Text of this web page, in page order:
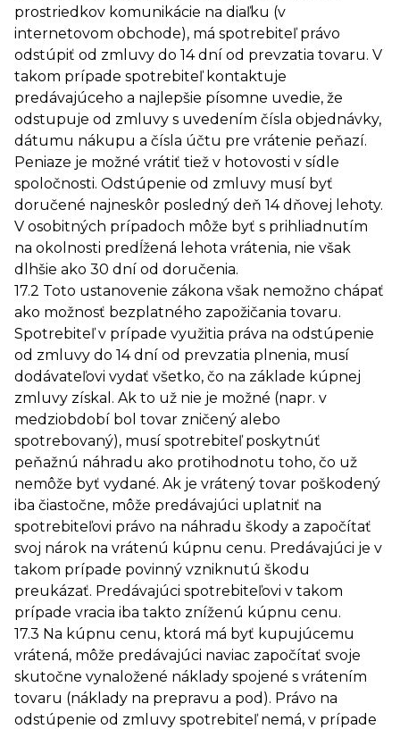
prostriedkov komunikácie na diaľku (v
internetovom obchode), má spotrebiteľ právo
odstúpiť od zmluvy do 14 dní od prevzatia tovaru. V
takom prípade spotrebiteľ kontaktuje
predávajúceho a najlepšie písomne uvedie, že
odstupuje od zmluvy s uvedením čísla objednávky,
dátumu nákupu a čísla účtu pre vrátenie peňazí.
Peniaze je možné vrátiť tiež v hotovosti v sídle
spoločnosti. Odstúpenie od zmluvy musí byť
doručené najneskôr posledný deň 14 dňovej lehoty.
V osobitných prípadoch môže byť s prihliadnutím
na okolnosti predĺžená lehota vrátenia, nie však
dlhšie ako 30 dní od doručenia.
17.2 Toto ustanovenie zákona však nemožno chápať
ako možnosť bezplatného zapožičania tovaru.
Spotrebiteľ v prípade využitia práva na odstúpenie
od zmluvy do 14 dní od prevzatia plnenia, musí
dodávateľovi vydať všetko, čo na základe kúpnej
zmluvy získal. Ak to už nie je možné (napr. v
medziobdobí bol tovar zničený alebo
spotrebovaný), musí spotrebiteľ poskytnúť
peňažnú náhradu ako protihodnotu toho, čo už
nemôže byť vydané. Ak je vrátený tovar poškodený
iba čiastočne, môže predávajúci uplatniť na
spotrebiteľovi právo na náhradu škody a započítať
svoj nárok na vrátenú kúpnu cenu. Predávajúci je v
takom prípade povinný vzniknutú škodu
preukázať. Predávajúci spotrebiteľovi v takom
prípade vracia iba takto zníženú kúpnu cenu.
17.3 Na kúpnu cenu, ktorá má byť kupujúcemu
vrátená, môže predávajúci naviac započítať svoje
skutočne vynaložené náklady spojené s vrátením
tovaru (náklady na prepravu a pod). Právo na
odstúpenie od zmluvy spotrebiteľ nemá, v prípade